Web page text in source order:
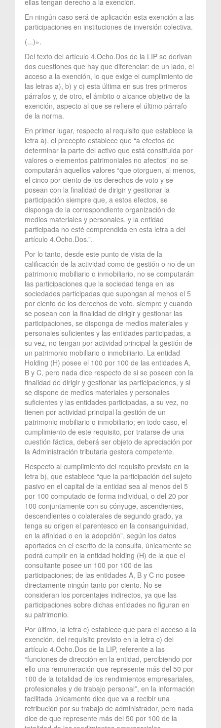
En ningún caso será de aplicación esta exención a las
participaciones en instituciones de inversión colectiva.
(...)».
Del texto del artículo 4.Ocho.Dos de la LIP se derivan
dos cuestiones que hay que diferenciar: de un lado, el
acceso a la exención, lo que exige el cumplimiento de
las letras a), b) y c) esta última en sus tres primeros
párrafos y, de otro, el ámbito o alcance objetivo de la
exención, aspecto al que se refiere el último párrafo
de la norma.
En primer lugar, respecto al requisito que establece la
letra a), el precepto establece que “a efectos de
determinar la parte del activo que está constituida por
valores o elementos patrimoniales no afectos” no se
computarán aquellos valores “que otorguen, al menos,
el cinco por ciento de los derechos de voto y se
posean con la finalidad de dirigir y gestionar la
participación siempre que, a estos efectos, se
disponga de la correspondiente organización de
medios materiales y personales, y la entidad
participada no esté comprendida en esta letra a del
artículo 4.Ocho.Dos.”.
Por lo tanto, desde este punto de vista de la
calificación de la actividad como de gestión o no de un
patrimonio mobiliario o inmobiliario, no se computarán
las participaciones que la sociedad tenga en las
sociedades participadas que supongan al menos el 5
por ciento de los derechos de voto, siempre y cuando
se posean con la finalidad de dirigir y gestionar las
participaciones, se disponga de medios materiales y
personales suficientes y las entidades participadas, a
su vez, no tengan por actividad principal la gestión de
un patrimonio mobiliario o inmobiliario. La entidad
Holding (H) posee el 100 por 100 de las entidades A,
B y C, pero nada dice respecto de si se poseen con la
finalidad de dirigir y gestionar las participaciones, y si
se dispone de medios materiales y personales
suficientes y las entidades participadas, a su vez, no
tienen por actividad principal la gestión de un
patrimonio mobiliario o inmobiliario; en todo caso, el
cumplimiento de este requisito, por tratarse de una
cuestión fáctica, deberá ser objeto de apreciación por
la Administración tributaria gestora competente.
Respecto al cumplimiento del requisito previsto en la
letra b), que establece “que la participación del sujeto
pasivo en el capital de la entidad sea al menos del 5
por 100 computado de forma individual, o del 20 por
100 conjuntamente con su cónyuge, ascendientes,
descendientes o colaterales de segundo grado, ya
tenga su origen el parentesco en la consanguinidad,
en la afinidad o en la adopción”, según los datos
aportados en el escrito de la consulta, únicamente se
podrá cumplir en la entidad holding (H) de la que el
consultante posee un 100 por 100 de las
participaciones; de las entidades A, B y C no posee
directamente ningún tanto por ciento. No se
consideran los porcentajes indirectos, ya que las
participaciones sobre dichas entidades no figuran en
su patrimonio.
Por último, la letra c) establece que para el acceso a la
exención, del requisito previsto en la letra c) del
artículo 4.Ocho.Dos de la LIP, referente a las
“funciones de dirección en la entidad, percibiendo por
ello una remuneración que represente más del 50 por
100 de la totalidad de los rendimientos empresariales,
profesionales y de trabajo personal”, en la información
facilitada únicamente dice que va a recibir una
retribución por su trabajo de administrador, pero nada
dice de que represente más del 50 por 100 de la